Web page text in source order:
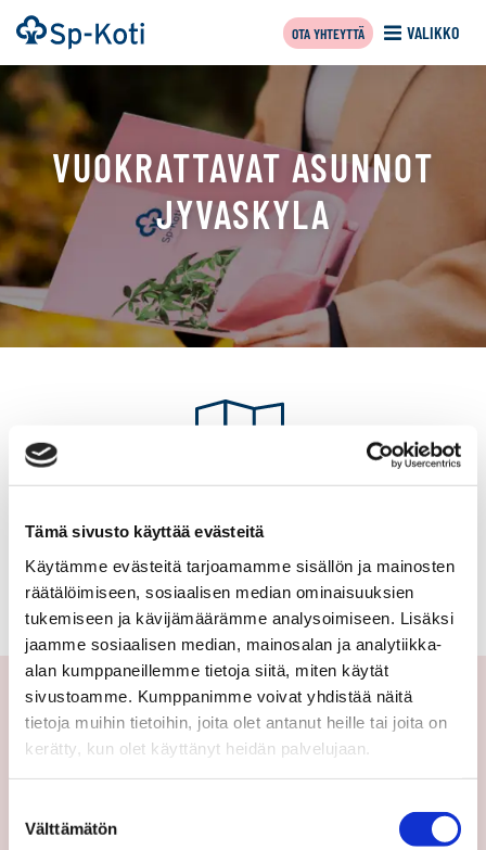
Tämä sivusto käyttää evästeitä
Käytämme evästeitä tarjoamamme sisällön ja mainosten
räätälöimiseen, sosiaalisen median ominaisuuksien
tukemiseen ja kävijämäärämme analysoimiseen. Lisäksi
jaamme sosiaalisen median, mainosalan ja analytiikka-
alan kumppaneillemme tietoja siitä, miten käytät
sivustoamme. Kumppanimme voivat yhdistää näitä
tietoja muihin tietoihin, joita olet antanut heille tai joita on
kerätty, kun olet käyttänyt heidän palvelujaan.
valinta
Välttämätön
Siirry
sisältöön
Etusivu VALIKKO
OTA YHTEYTTÄ
VUOKRATTAVAT ASUNNOT
JYVASKYLA
Tällä
sivulla
seuraavat
kohteet:
kerrostalo,
luhtitalo,
rivitalo,
paritalo,
puutalo-
osake,
omakotitalo,
erillistalo,
maatila
Ei kohteita tällä hetkellä.
Katso kaikki kohteemme
Yhteystiedot
Toimipisteet